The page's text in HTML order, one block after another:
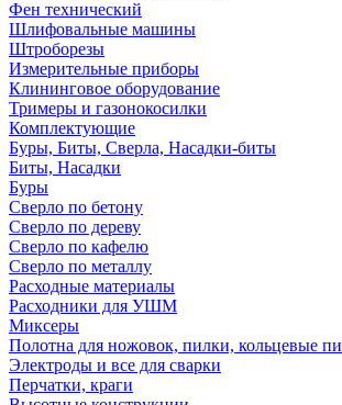
Фен технический
Шлифовальные машины
Штроборезы
Измерительные приборы
Клининговое оборудование
Тримеры и газонокосилки
Комплектующие
Буры, Биты, Сверла, Насадки-биты
Биты, Насадки
Буры
Сверло по бетону
Сверло по дереву
Сверло по кафелю
Сверло по металлу
Расходные материалы
Расходники для УШМ
Миксеры
Полотна для ножовок, пилки, кольцевые
Электроды и все для сварки
Перчатки, краги